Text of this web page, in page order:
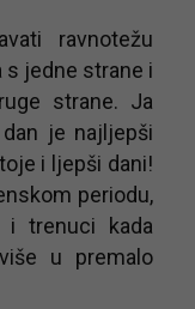
ravnotežu
jedne strane i
strane. Ja
je najljepši
i ljepši dani!
periodu,
i trenuci kada
u premalo